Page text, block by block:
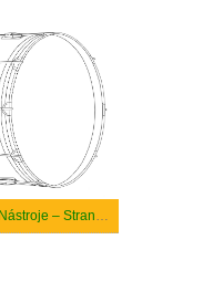
Hudební Nástroje – Strana 9